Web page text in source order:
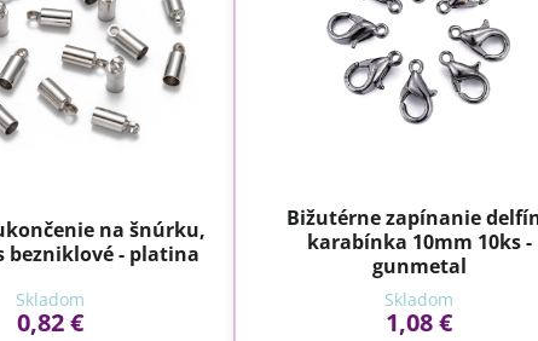
na šnúrku,
bezniklové - platina
Skladom
0,82 €
Bižutérne zapínanie
karabínka 10mm 10ks -
gunmetal
Skladom
1,08 €